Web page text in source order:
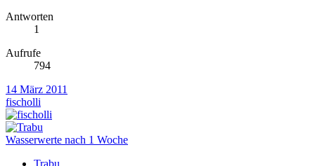
Antworten
1
Aufrufe
794
14 März 2011
fischolli
Wasserwerte nach 1 Woche
Trabu